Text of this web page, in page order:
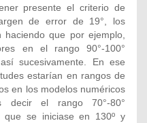
presente el criterio de
de error de 19°, los
que por ejemplo,
en el rango 90°-100°
sucesivamente. En ese
estarían en rangos de
en los modelos numéricos
el rango 70°-80°
que se iniciase en 130º y